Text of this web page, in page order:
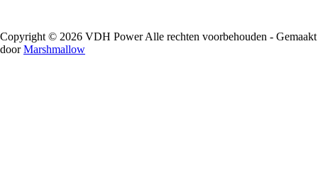
Copyright © 2026 VDH Power Alle rechten voorbehouden - Gemaakt
doorMarshmallow